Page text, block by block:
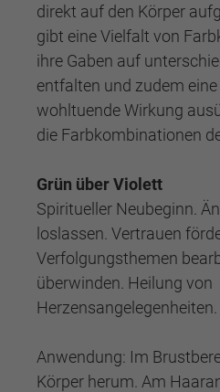
direkt auf den Körper
gibt eine Vielfalt von
ihre Gaben auf
entfalten und zudem eine
wohltuende Wirkung
die Farbkombinationen
Grün über Violett
Spiritueller Neubeginn.
loslassen. Vertrauen
Verfolgungsthemen
überwinden. Heilung von
Herzensangelegenheiten.
Anwendung: Im
Körper herum. Am